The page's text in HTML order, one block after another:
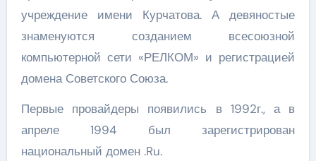
учреждение имени Курчатова. А девяностые
знаменуются созданием всесоюзной
компьютерной сети «РЕЛКОМ» и регистрацией
домена Советского Союза.
Первые провайдеры появились в 1992г., а в
апреле 1994 был зарегистрирован
национальный домен .Ru.